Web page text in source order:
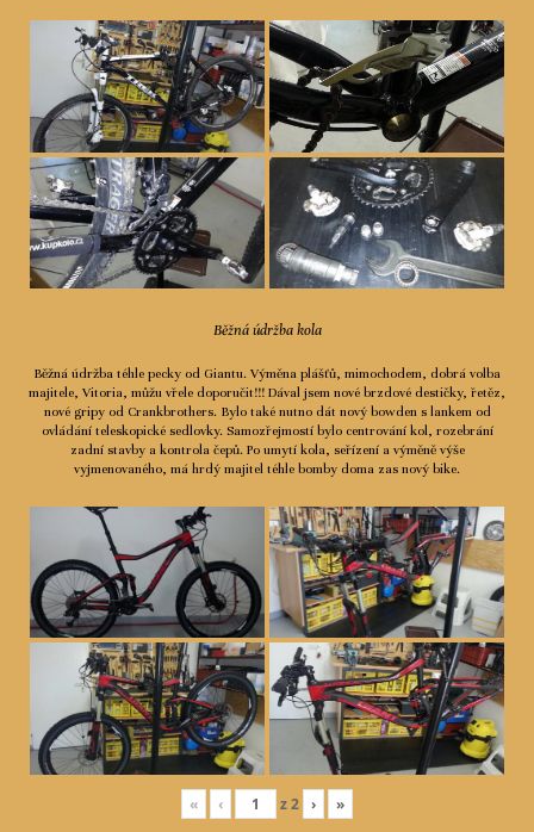
Běžná údržba kola
Běžná údržba téhle pecky od Giantu. Výměna plášťů, mimochodem, dobrá volba
majitele, Vitoria, můžu vřele doporučit!!! Dával jsem nové brzdové destičky, řetěz,
nové gripy od Crankbrothers. Bylo také nutno dát nový bowden s lankem od
ovládání teleskopické sedlovky. Samozřejmostí bylo centrování kol, rozebrání
zadní stavby a kontrola čepů. Po umytí kola, seřízení a výměně výše
vyjmenovaného, má hrdý majitel téhle bomby doma zas nový bike.
« ‹ z2 › »